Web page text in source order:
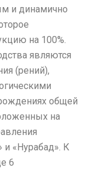
и динамично
на 100%.
являются
(рений),
общей
на
и «Нурабад». К
6